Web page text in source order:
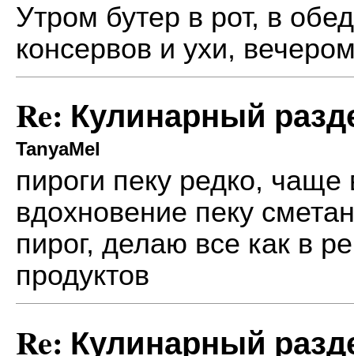
Утром бутер в рот, в
консервов и ухи,
Re: Кулинарный
TanyaMel
пироги пеку редко, чаще
вдохновение пеку
пирог, делаю все как в
продуктов
Re: Кулинарный